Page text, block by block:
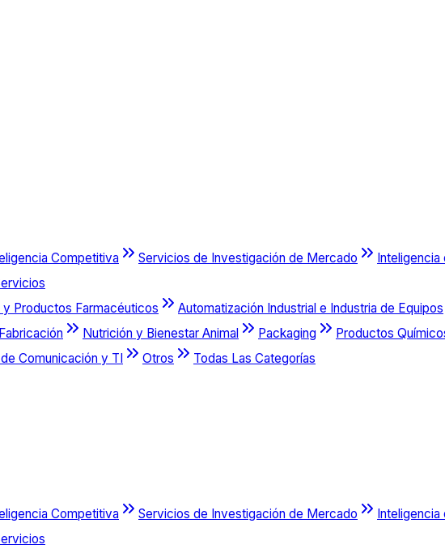
Competitiva Servicios de Investigación de Mercado Inteligencia
Productos Farmacéuticos Automatización Industrial e Industria de Equipos
Fabricación Nutrición y Bienestar Animal Packaging Productos
Comunicación y TI Otros Todas Las Categorías
Competitiva Servicios de Investigación de Mercado Inteligencia